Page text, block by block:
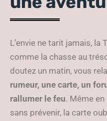
L’envie ne tarit jamais, la
comme la chasse au
doutez un matin, vous
rumeur, une carte, un
rallumer le feu. Même
sans prévenir, la carte